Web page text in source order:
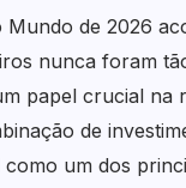
Mundo de 2026
nunca foram
papel crucial na
de
como um dos